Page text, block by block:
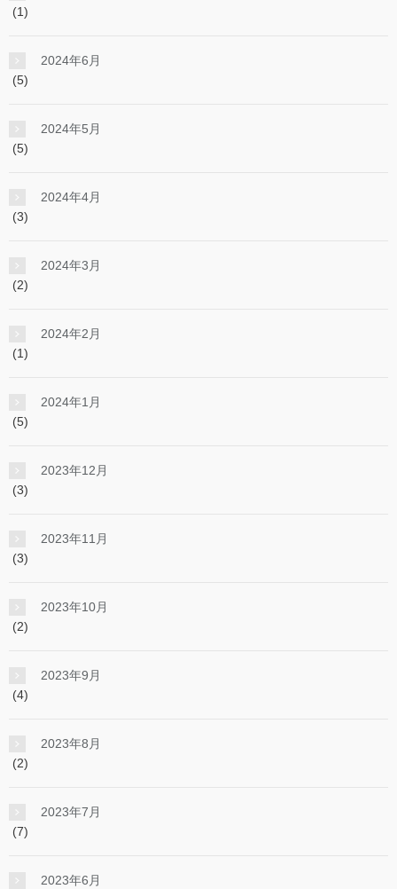
(1)
2024年6月
(5)
2024年5月
(5)
2024年4月
(3)
2024年3月
(2)
2024年2月
(1)
2024年1月
(5)
2023年12月
(3)
2023年11月
(3)
2023年10月
(2)
2023年9月
(4)
2023年8月
(2)
2023年7月
(7)
2023年6月